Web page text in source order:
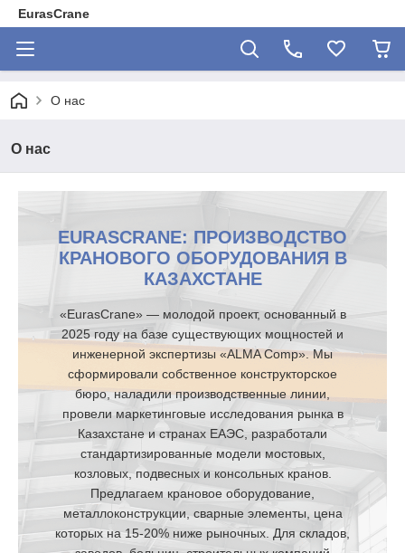
EurasCrane
О нас
О нас
EURASCRANE: ПРОИЗВОДСТВО
КРАНОВОГО ОБОРУДОВАНИЯ В
КАЗАХСТАНЕ
«EurasCrane» — молодой проект, основанный в
2025 году на базе существующих мощностей и
инженерной экспертизы «ALMA Comp». Мы
сформировали собственное конструкторское
бюро, наладили производственные линии,
провели маркетинговые исследования рынка в
Казахстане и странах ЕАЭС, разработали
стандартизированные модели мостовых,
козловых, подвесных и консольных кранов.
Предлагаем крановое оборудование,
металлоконструкции, сварные элементы, цена
которых на 15-20% ниже рыночных. Для складов,